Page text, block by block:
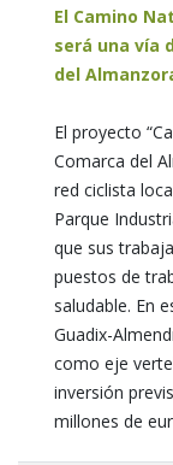
El Camino
será una vía
del
El proyecto
Comarca del
red ciclista
Parque
que sus
puestos de
saludable. En
Guadix-
como eje
inversión
millones de